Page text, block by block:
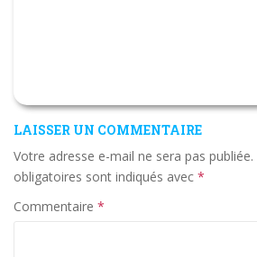
LAISSER UN COMMENTAIRE
Votre adresse e-mail ne sera pas publiée.
obligatoires sont indiqués avec *
Commentaire *